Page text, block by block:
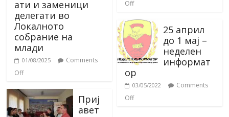
ати и заменици
делегати во
Локалното
собрание на
млади
01/08/2025
Comments
Off
Приј
авет
Off
25 април
до 1 мај –
неделен
информат
ор
03/05/2022
Comments
Off